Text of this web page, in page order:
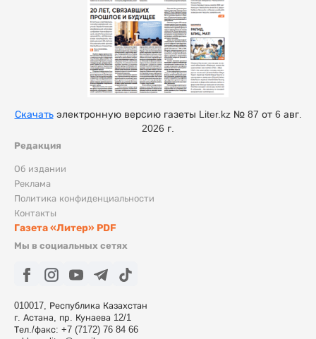
Редакция
Об издании
Реклама
Политика конфиденциальности
Контакты
Газета «Литер» PDF
Мы в социальных сетях
010017, Республика Казахстан
г. Астана, пр. Кунаева 12/1
Тел./факс: +7 (7172) 76 84 66
Скачатьэлектронную версию газеты Liter.kz № 87 от 6 авг.
2026 г.